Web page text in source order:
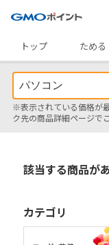
トップ
ためる
※表示されている価格が
ク先の商品詳細ページで
該当する商品が
カテゴリ